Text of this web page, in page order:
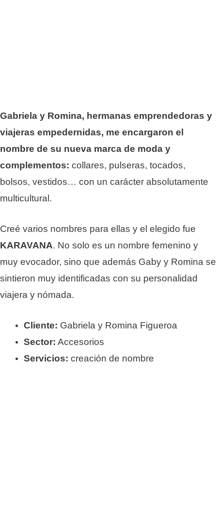
Gabriela y Romina, hermanas emprendedoras y
viajeras empedernidas, me encargaron el
nombre de su nueva marca de moda y
complementos: collares, pulseras, tocados,
bolsos, vestidos… con un carácter absolutamente
multicultural.
Creé varios nombres para ellas y el elegido fue
KARAVANA. No solo es un nombre femenino y
muy evocador, sino que además Gaby y Romina se
sintieron muy identificadas con su personalidad
viajera y nómada.
Cliente: Gabriela y Romina Figueroa
Sector: Accesorios
Servicios: creación de nombre